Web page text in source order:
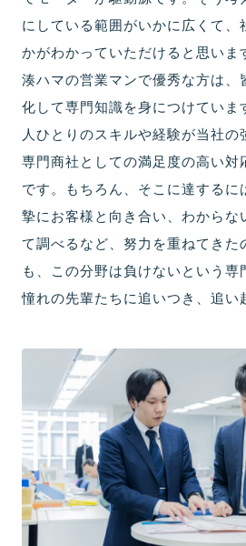
にしている範囲がいかに広くて、
かがわかっていただけると思いま
湊ハマの営業マンで優秀な方は、
化して専門知識を身につけていま
人ひとりのスキルや経験が当社の
専門商社としての満足度の高い対
です。もちろん、そこに達するに
摯にお客様と向き合い、わからな
て調べるなど、努力を重ねてきた
も、この分野は負けないという専
憧れの先輩たちに追いつき、追い